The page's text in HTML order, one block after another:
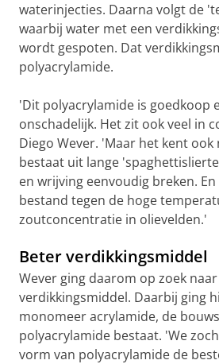
waterinjecties. Daarna volgt de
waarbij water met een
wordt gespoten. Dat
polyacrylamide.
'Dit polyacrylamide is goedkoop
onschadelijk. Het zit ook veel in
Diego Wever. 'Maar het kent ook
bestaat uit lange
en wrijving eenvoudig breken.
bestand tegen de hoge
zoutconcentratie in olievelden.'
Beter verdikkingsmiddel
Wever ging daarom op zoek
verdikkingsmiddel. Daarbij ging
monomeer acrylamide, de
polyacrylamide bestaat. 'We
vorm van polyacrylamide de